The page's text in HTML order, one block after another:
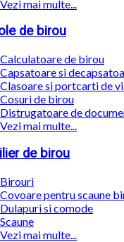
Vezi mai multe...
de birou
Calculatoare de birou
Capsatoare si
Clasoare si portcarti de
Cosuri de birou
Distrugatoare de
Vezi mai multe...
de birou
Birouri
Covoare pentru scaune
Dulapuri si comode
Scaune
Vezi mai multe...